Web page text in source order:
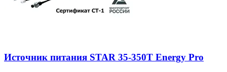
Источник питания STAR 35-350T Energy Pro